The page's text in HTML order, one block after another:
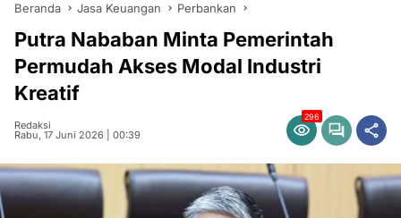
Beranda Jasa Keuangan Perbankan
Putra Nababan Minta Pemerintah
Permudah Akses Modal Industri
Kreatif
Redaksi
Rabu, 17 Juni 2026 | 00:39
296